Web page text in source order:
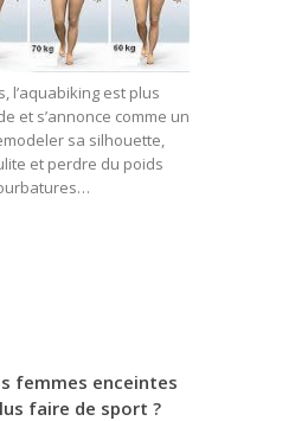
l’aquabiking est plus
et s’annonce comme un
sa silhouette,
et perdre du poids
femmes enceintes
faire de sport ?